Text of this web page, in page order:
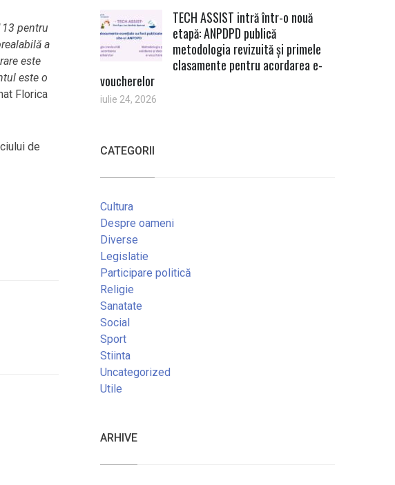
pentru
a
este
este o
Florica
de
TECH ASSIST intră într-o nouă
etapă: ANPDPD publică
metodologia revizuită și primele
clasamente pentru acordarea e-
voucherelor
iulie 24, 2026
CATEGORII
Cultura
Despre oameni
Diverse
Legislatie
Participare politică
Religie
Sanatate
Social
Sport
Stiinta
Uncategorized
Utile
ARHIVE